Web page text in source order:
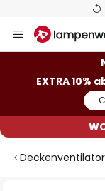
Inhalt
EXTRA 10%